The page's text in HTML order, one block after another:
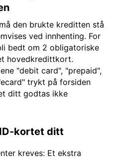
den brukte kreditten stå
ved innhenting. For
bedt om 2 obligatoriske
hovedkredittkort.
"debit card", "prepaid",
trykt på forsiden
ditt godtas ikke
kortet ditt
kreves: Et ekstra